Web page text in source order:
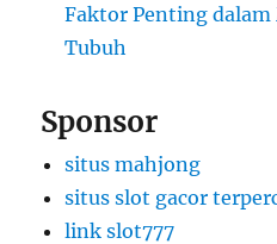
Faktor Penting dalam
Tubuh
Sponsor
situs mahjong
situs slot gacor
link slot777